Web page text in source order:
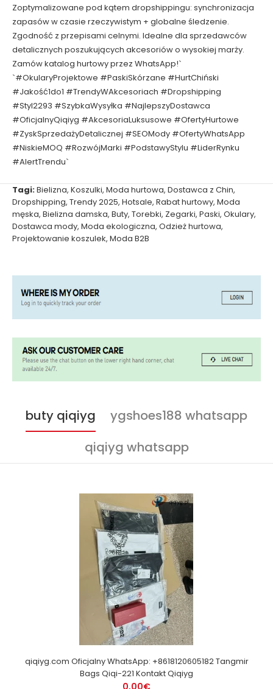
Zoptymalizowane pod kątem dropshippingu: synchronizacja
zapasów w czasie rzeczywistym + globalne śledzenie.
Zgodność z przepisami celnymi. Idealne dla sprzedawców
detalicznych poszukujących akcesoriów o wysokiej marży.
Zamów katalog hurtowy przez WhatsApp!`
`#OkularyProjektowe #PaskiSkórzane #HurtChiński
#Jakość1do1 #TrendyWAkcesoriach #Dropshipping
#Styl2293 #SzybkaWysyłka #NajlepszyDostawca
#OficjalnyQiqiyg #AkcesoriaLuksusowe #OfertyHurtowe
#ZyskSprzedażyDetalicznej #SEOMody #OfertyWhatsApp
#NiskieMOQ #RozwójMarki #PodstawyStylu #LiderRynku
#AlertTrendu`
Tagi:Bielizna, Koszulki, Moda hurtowa, Dostawca z Chin,
Dropshipping, Trendy 2025, Hotsale, Rabat hurtowy, Moda
męska, Bielizna damska, Buty, Torebki, Zegarki, Paski, Okulary,
Dostawca mody, Moda ekologiczna, Odzież hurtowa,
Projektowanie koszulek, Moda B2B
buty qiqiyg
ygshoes188 whatsapp
qiqiyg whatsapp
qiqiyg.com Oficjalny WhatsApp: +8618120605182 Tangmir
Bags Qiqi-221 Kontakt Qiqiyg